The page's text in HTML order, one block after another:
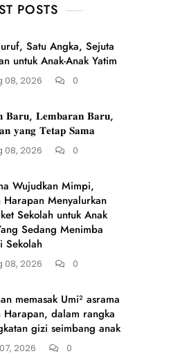
POSTS
Satu Angka, Sejuta
untuk Anak-Anak Yatim
08, 2026 0
𝐋𝐞𝐦𝐛𝐚𝐫𝐚𝐧 𝐁𝐚𝐫𝐮,
𝐲𝐚𝐧𝐠 𝐓𝐞𝐭𝐚𝐩 𝐒𝐚𝐦𝐚
08, 2026 0
Wujudkan Mimpi,
Harapan Menyalurkan
Sekolah untuk Anak
Sedang Menimba
Sekolah
08, 2026 0
memasak Umi² asrama
Harapan, dalam rangka
gizi seimbang anak
2026 0